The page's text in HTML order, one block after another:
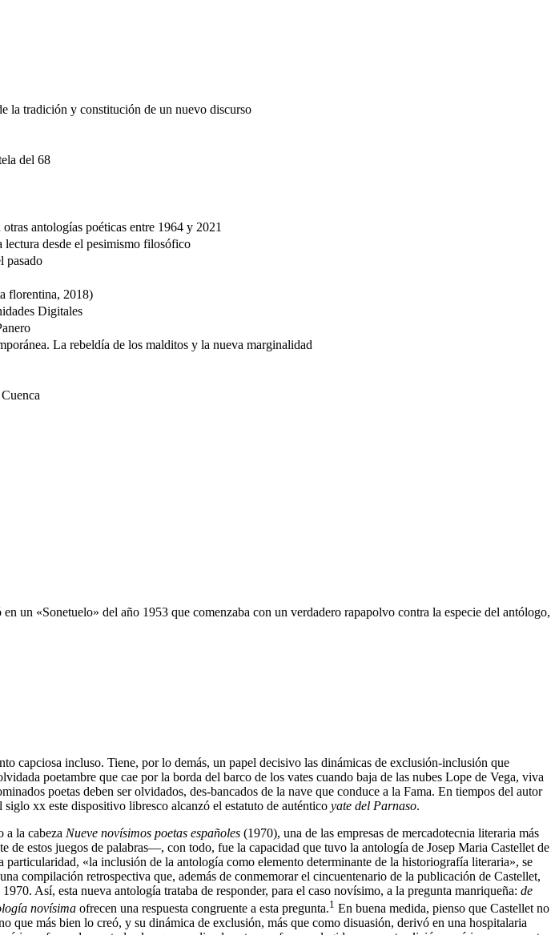
la tradición y constitución de un nuevo discurso
del 68
antologías poéticas entre 1964 y 2021
desde el pesimismo filosófico
pasado
florentina, 2018)
Digitales
La rebeldía de los malditos y la nueva marginalidad
un «Sonetuelo» del año 1953 que comenzaba con un verdadero rapapolvo contra la especie del antólogo,
capciosa incluso. Tiene, por lo demás, un papel decisivo las dinámicas de exclusión-inclusión que
poetambre que cae por la borda del barco de los vates cuando baja de las nubes Lope de Vega, viva
poetas deben ser olvidados, des-bancados de la nave que conduce a la Fama. En tiempos del autor
siglo xx este dispositivo libresco alcanzó el estatuto de auténtico yate del Parnaso.
a la cabeza Nueve novísimos poetas españoles (1970), una de las empresas de mercadotecnia literaria más
de estos juegos de palabras—, con todo, fue la capacidad que tuvo la antología de Josep Maria Castellet de
particularidad, «la inclusión de la antología como elemento determinante de la historiografía literaria», se
compilación retrospectiva que, además de conmemorar el cincuentenario de la publicación de Castellet,
Así, esta nueva antología trataba de responder, para el caso novísimo, a la pregunta manriqueña: de
novísima ofrecen una respuesta congruente a esta pregunta.1 En buena medida, pienso que Castellet no
más bien lo creó, y su dinámica de exclusión, más que como disuasión, derivó en una hospitalaria